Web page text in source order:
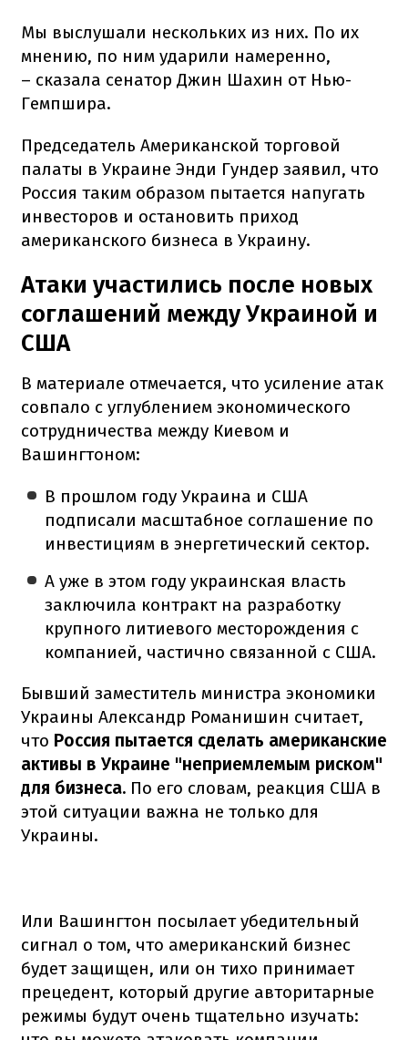
Мы выслушали нескольких из них. По их
мнению, по ним ударили намеренно,
– сказала сенатор Джин Шахин от Нью-
Гемпшира.
Председатель Американской торговой
палаты в Украине Энди Гундер заявил, что
Россия таким образом пытается напугать
инвесторов и остановить приход
американского бизнеса в Украину.
Атаки участились после новых
соглашений между Украиной и
США
В материале отмечается, что усиление атак
совпало с углублением экономического
сотрудничества между Киевом и
Вашингтоном:
В прошлом году Украина и США
подписали масштабное соглашение по
инвестициям в энергетический сектор.
А уже в этом году украинская власть
заключила контракт на разработку
крупного литиевого месторождения с
компанией, частично связанной с США.
Бывший заместитель министра экономики
Украины Александр Романишин считает,
что Россия пытается сделать американские
активы в Украине "неприемлемым риском"
для бизнеса. По его словам, реакция США в
этой ситуации важна не только для
Украины.
Или Вашингтон посылает убедительный
сигнал о том, что американский бизнес
будет защищен, или он тихо принимает
прецедент, который другие авторитарные
режимы будут очень тщательно изучать: